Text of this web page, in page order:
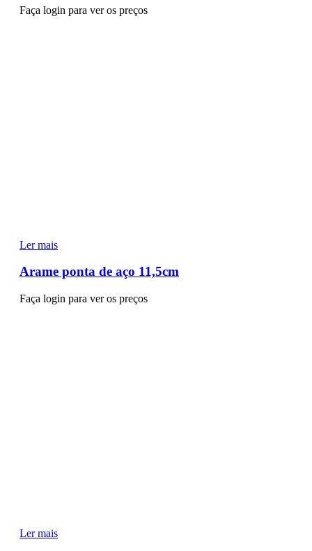
Faça login para ver os preços
Ler mais
Arame ponta de aço 11,5cm
Faça login para ver os preços
Ler mais